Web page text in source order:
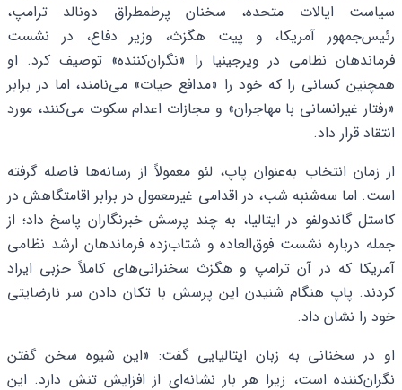
سیاست ایالات متحده، سخنان پرطمطراق دونالد ترامپ،
رئیس‌جمهور آمریکا، و پیت هگزث، وزیر دفاع، در نشست
فرماندهان نظامی در ویرجینیا را «نگران‌کننده» توصیف کرد. او
همچنین کسانی را که خود را «مدافع حیات» می‌نامند، اما در برابر
«رفتار غیرانسانی با مهاجران» و مجازات اعدام سکوت می‌کنند، مورد
انتقاد قرار داد.
از زمان انتخاب به‌عنوان پاپ، لئو معمولاً از رسانه‌ها فاصله گرفته
است. اما سه‌شنبه شب، در اقدامی غیرمعمول در برابر اقامتگاهش در
کاستل گاندولفو در ایتالیا، به چند پرسش خبرنگاران پاسخ داد؛ از
جمله درباره نشست فوق‌العاده و شتاب‌زده فرماندهان ارشد نظامی
آمریکا که در آن ترامپ و هگزث سخنرانی‌های کاملاً حزبی ایراد
کردند. پاپ هنگام شنیدن این پرسش با تکان دادن سر نارضایتی
خود را نشان داد.
او در سخنانی به زبان ایتالیایی گفت: «این شیوه سخن گفتن
نگران‌کننده است، زیرا هر بار نشانه‌ای از افزایش تنش دارد. این